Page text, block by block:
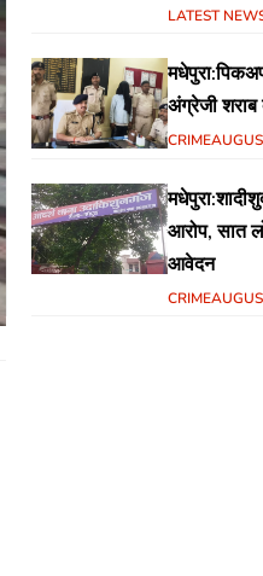
LATEST
अंग्रेजी शराब
CRIME
आरोप, सात
आवेदन
CRIME